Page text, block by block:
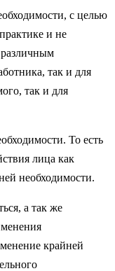
с целью
и не
так и для
так и для
То есть
лица как
необходимости.
а так же
крайней